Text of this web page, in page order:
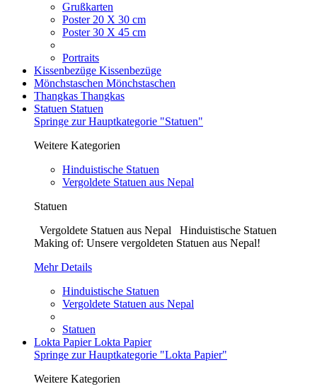
Grußkarten
Poster 20 X 30 cm
Poster 30 X 45 cm
Portraits
Kissenbezüge Kissenbezüge
Mönchstaschen Mönchstaschen
Thangkas Thangkas
Statuen Statuen
Springe zur Hauptkategorie "Statuen"
Weitere Kategorien
Hinduistische Statuen
Vergoldete Statuen aus Nepal
Statuen
Vergoldete Statuen aus Nepal Hinduistische Statuen
Making of: Unsere vergoldeten Statuen aus Nepal!
Mehr Details
Hinduistische Statuen
Vergoldete Statuen aus Nepal
Statuen
Lokta PapierLokta Papier
Springe zur Hauptkategorie "Lokta Papier"
Weitere Kategorien